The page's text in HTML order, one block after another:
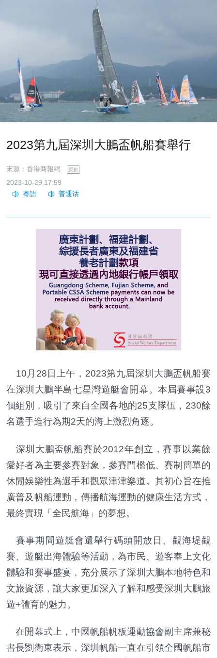
2023第九屆深圳大鵬盃帆船賽舉行
來源：香港商報網 原創
2023-10-29 17:59
10月28日上午，2023第九屆深圳大鵬盃帆船賽
在深圳大鵬半島七星灣遊艇會開幕。本屆賽事設3
個組別，吸引了來自全國各地的25支隊伍，230餘
名選手進行為期2天的海上激烈角逐。
深圳大鵬盃帆船賽於2012年創立，賽事以業餘
愛好者為主要參賽對象，參賽門檻低、賽制簡單的
休閒娛樂性為選手和觀眾津津樂道。其初心旨在推
廣普及帆船運動，傳播航海運動的健康生活方式，
最終實現「全民航海」的夢想。
賽事期間遊艇會還舉行碼頭開放日、觀海堤觀
賽、遊艇出海體驗等活動，為市民、遊客奉上文化
體驗和賽事盛宴，充分展示了深圳大鵬本地特色和
文旅資源，讓大家更加深入了解和感受深圳大鵬旅
遊+體育的魅力。
在開幕式上，中國帆船帆板運動協會副主席兼秘
書長劉衛東表示，深圳帆船一直在引領全國帆船市